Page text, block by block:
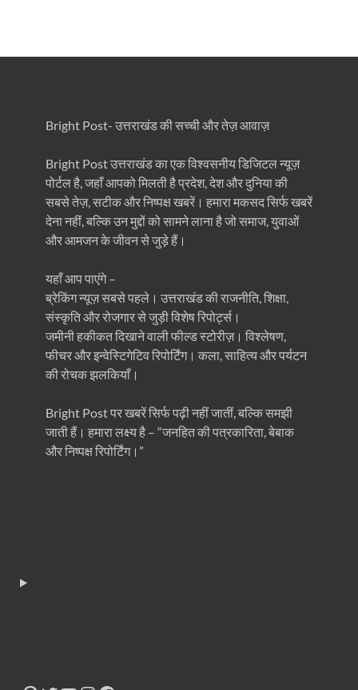
Bright Post- उत्तराखंड की सच्ची और तेज़ आवाज़
Bright Post उत्तराखंड का एक विश्वसनीय डिजिटल न्यूज़
पोर्टल है, जहाँ आपको मिलती है प्रदेश, देश और दुनिया की
सबसे तेज़, सटीक और निष्पक्ष खबरें। हमारा मकसद सिर्फ खबरें
देना नहीं, बल्कि उन मुद्दों को सामने लाना है जो समाज, युवाओं
और आमजन के जीवन से जुड़े हैं।
यहाँ आप पाएंगे –
ब्रेकिंग न्यूज़ सबसे पहले। उत्तराखंड की राजनीति, शिक्षा,
संस्कृति और रोजगार से जुड़ी विशेष रिपोर्ट्स।
जमीनी हकीकत दिखाने वाली फील्ड स्टोरीज़। विश्लेषण,
फीचर और इन्वेस्टिगेटिव रिपोर्टिंग। कला, साहित्य और पर्यटन
की रोचक झलकियाँ।
Bright Post पर खबरें सिर्फ पढ़ी नहीं जातीं, बल्कि समझी
जाती हैं। हमारा लक्ष्य है – “जनहित की पत्रकारिता, बेबाक
और निष्पक्ष रिपोर्टिंग।”